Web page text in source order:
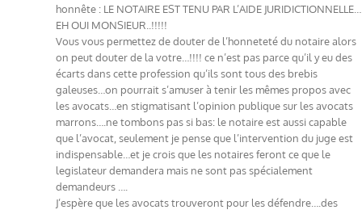
honnête : LE NOTAIRE EST TENU PAR L’AIDE JURIDICTIONNELLE…
EH OUI MONSIEUR..!!!!!
Vous vous permettez de douter de l’honneteté du notaire alors
on peut douter de la votre…!!!! ce n’est pas parce qu’il y eu des
écarts dans cette profession qu’ils sont tous des brebis
galeuses…on pourrait s’amuser à tenir les mêmes propos avec
les avocats…en stigmatisant l’opinion publique sur les avocats
marrons….ne tombons pas si bas: le notaire est aussi capable
que l’avocat, seulement je pense que l’intervention du juge est
indispensable…et je crois que les notaires feront ce que le
legislateur demandera mais ne sont pas spécialement
demandeurs ….
J’espère que les avocats trouveront pour les défendre….des